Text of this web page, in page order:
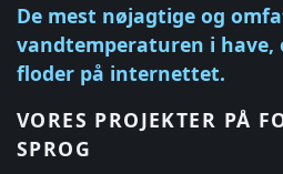
De mest nøjagtige og
vandtemperaturen i have,
floder på internettet.
VORES PROJEKTER PÅ
SPROG